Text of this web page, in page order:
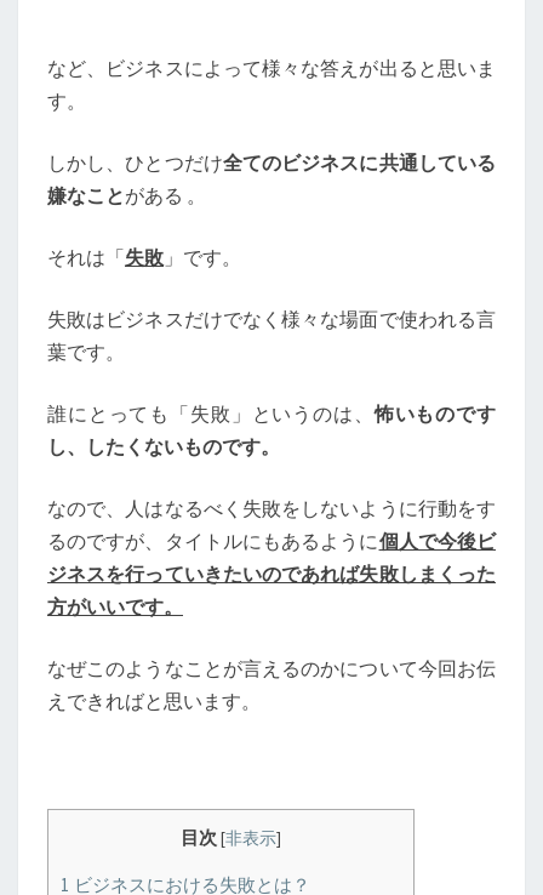
など、ビジネスによって様々な答えが出ると思いま
す。
しかし、ひとつだけ全てのビジネスに共通している
嫌なことがある 。
それは「失敗 」です。
失敗はビジネスだけでなく様々な場面で使われる言
葉です。
誰にとっても「失敗」というのは、怖いものです
し、したくないものです。
なので、人はなるべく失敗をしないように行動をす
るのですが、タイトルにもあるように個人で今後ビ
ジネスを行っていきたいのであれば失敗しまくった
方がいいです。
なぜこのようなことが言えるのかについて今回お伝
えできればと思います。
目次 [非表示]
1 ビジネスにおける失敗とは？